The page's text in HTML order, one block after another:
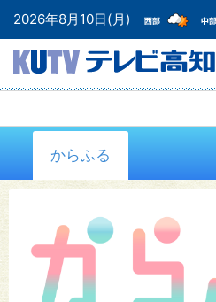
2026年8月10日(月)
からふる